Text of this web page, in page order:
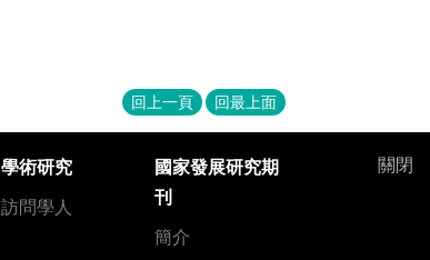
回上一頁 回最上面
關閉
學術研究
訪問學人
國家發展研究期
刊
簡介